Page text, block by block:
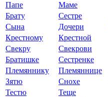
Папе
Маме
Брату
Сестре
Сына
Дочери
Крестному
Крестной
Свекру
Свекрови
Братишке
Сестренке
Племяннику
Племяннице
Зятю
Снохе
Тестю
Теще